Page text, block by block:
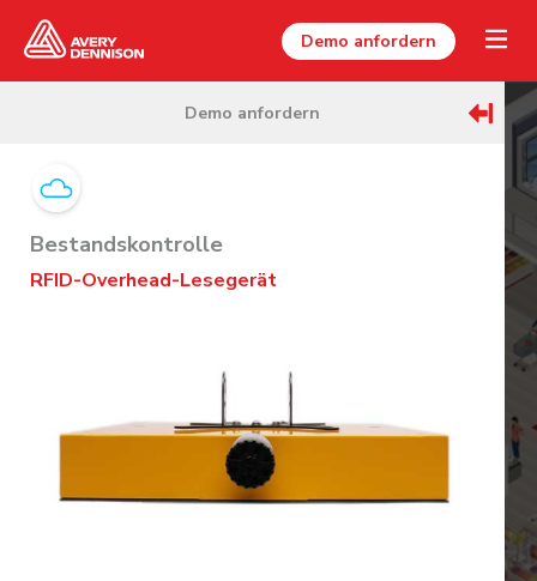
Demo anfordern
Demo anfordern
Bestandskontrolle
RFID-Overhead-Lesegerät